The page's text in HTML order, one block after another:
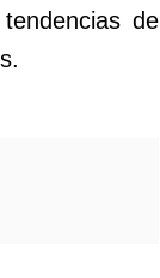
de